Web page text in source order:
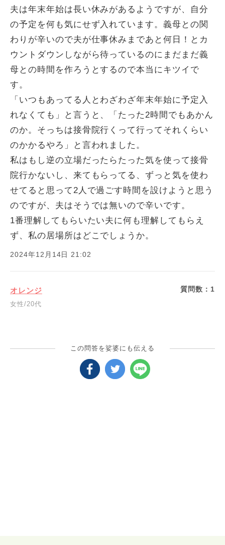
夫は年末年始は長い休みがあるようですが、自分
の予定を何も気にせず入れています。義母との関
わりが辛いので夫が仕事休みまであと何日！とカ
ウントダウンしながら待っているのにまだまだ義
母との時間を作ろうとするので本当にキツイで
す。
「いつもあってる人とわざわざ年末年始に予定入
れなくても」と言うと、「たった2時間でもあかん
のか。そっちは接骨院行くって行ってそれくらい
のかかるやろ」と言われました。
私はもし逆の立場だったらたった気を使って接骨
院行かないし、来てもらってる、ずっと気を使わ
せてると思って2人で過ごす時間を設けようと思う
のですが、夫はそうでは無いので辛いです。
1番理解してもらいたい夫に何も理解してもらえ
ず、私の居場所はどこでしょうか。
2024年12月14日 21:02
オレンジ
女性/20代
質問数： 1
この問答を娑婆にも伝える